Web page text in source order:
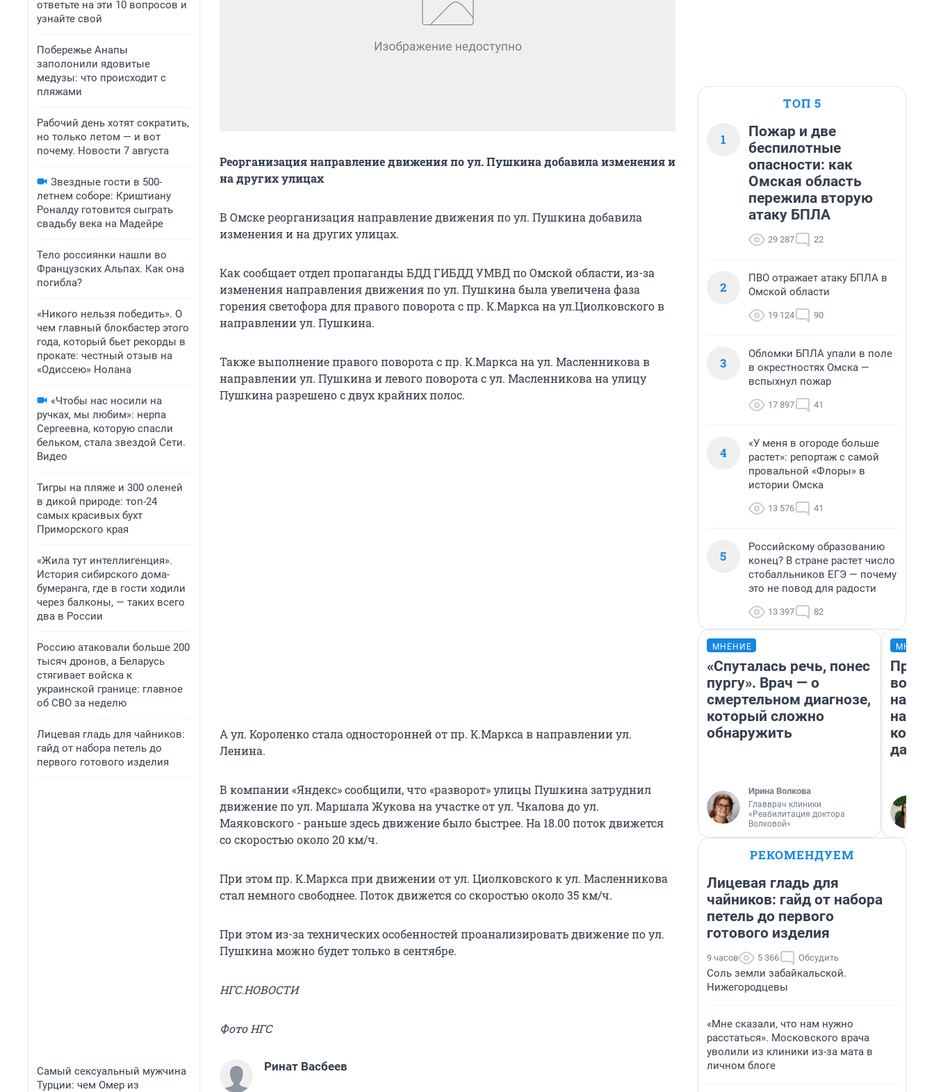
ответьте на эти 10 вопросов и
узнайте свой
Побережье Анапы
заполонили ядовитые
медузы: что происходит с
пляжами
Рабочий день хотят сократить,
но только летом — и вот
почему. Новости 7 августа
Звездные гости в 500-
летнем соборе: Криштиану
Роналду готовится сыграть
свадьбу века на Мадейре
Тело россиянки нашли во
Французских Альпах. Как она
погибла?
«Никого нельзя победить». О
чем главный блокбастер этого
года, который бьет рекорды в
прокате: честный отзыв на
«Одиссею» Нолана
«Чтобы нас носили на
ручках, мы любим»: нерпа
Сергеевна, которую спасли
бельком, стала звездой Сети.
Видео
Тигры на пляже и 300 оленей
в дикой природе: топ-24
самых красивых бухт
Приморского края
«Жила тут интеллигенция».
История сибирского дома-
бумеранга, где в гости ходили
через балконы, — таких всего
два в России
Россию атаковали больше 200
тысяч дронов, а Беларусь
стягивает войска к
украинской границе: главное
об СВО за неделю
Лицевая гладь для чайников:
гайд от набора петель до
первого готового изделия
Самый сексуальный мужчина
Турции: чем Омер из
Реорганизация направление движения по ул. Пушкина добавила изменения и
на других улицах
В Омске реорганизация направление движения по ул. Пушкина добавила
изменения и на других улицах.
Как сообщает отдел пропаганды БДД ГИБДД УМВД по Омской области, из-за
изменения направления движения по ул. Пушкина была увеличена фаза
горения светофора для правого поворота с пр. К.Маркса на ул.Циолковского в
направлении ул. Пушкина.
Также выполнение правого поворота с пр. К.Маркса на ул. Масленникова в
направлении ул. Пушкина и левого поворота с ул. Масленникова на улицу
Пушкина разрешено с двух крайних полос.
А ул. Короленко стала односторонней от пр. К.Маркса в направлении ул.
Ленина.
В компании «Яндекс» сообщили, что «разворот» улицы Пушкина затруднил
движение по ул. Маршала Жукова на участке от ул. Чкалова до ул.
Маяковского - раньше здесь движение было быстрее. На 18.00 поток движется
со скоростью около 20 км/ч.
При этом пр. К.Маркса при движении от ул. Циолковского к ул. Масленникова
стал немного свободнее. Поток движется со скоростью около 35 км/ч.
При этом из-за технических особенностей проанализировать движение по ул.
Пушкина можно будет только в сентябре.
НГС.НОВОСТИ
Фото НГС
Ринат Васбеев
ТОП 5
1
Пожар и две
беспилотные
опасности: как
Омская область
пережила вторую
атаку БПЛА
29 287 22
2
ПВО отражает атаку БПЛА в
Омской области
19 124 90
3
Обломки БПЛА упали в поле
в окрестностях Омска —
вспыхнул пожар
17 897 41
4
«У меня в огороде больше
растет»: репортаж с самой
провальной «Флоры» в
истории Омска
13 576 41
5
Российскому образованию
конец? В стране растет число
стобалльников ЕГЭ — почему
это не повод для радости
13 397 82
МНЕНИЕ
«Спуталась речь, понес
пургу». Врач — о
смертельном диагнозе,
который сложно
обнаружить
Ирина Волкова
Главврач клиники
«Реабилитация доктора
Волковой»
нам
даже
РЕКОМЕНДУЕМ
Лицевая гладь для
чайников: гайд от набора
петель до первого
готового изделия
9 часов 5 366 Обсудить
Соль земли забайкальской.
Нижегородцевы
«Мне сказали, что нам нужно
расстаться». Московского врача
уволили из клиники из-за мата в
личном блоге